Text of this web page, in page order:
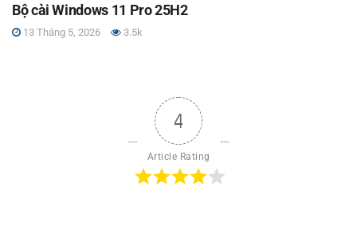
Bộ cài Windows 11 Pro 25H2
13 Tháng 5, 2026 3.5k
4
Article Rating